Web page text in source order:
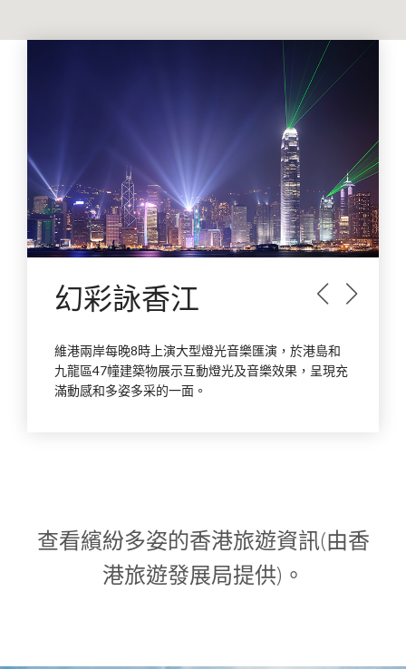
prev next
幻彩詠香江
維港兩岸每晚8時上演大型燈光音樂匯演，於港島和
九龍區47幢建築物展示互動燈光及音樂效果，呈現充
滿動感和多姿多采的一面。
查看繽紛多姿的香港旅遊資訊(由香
港旅遊發展局提供)。